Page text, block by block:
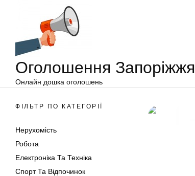
Оголошення Запоріжжя
Онлайн дошка оголошень
ФІЛЬТР ПО КАТЕГОРІЇ
Нерухомість
Робота
Електроніка Та Техніка
Спорт Та Відпочинок